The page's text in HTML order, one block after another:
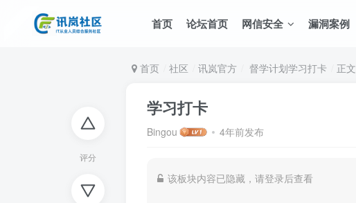
首页 论坛首页 网信安全 漏洞案例
评分
首页 社区 讯岚官方 督学计划学习打卡 正文
学习打卡
Bingou 4年前发布
该板块内容已隐藏，请登录后查看